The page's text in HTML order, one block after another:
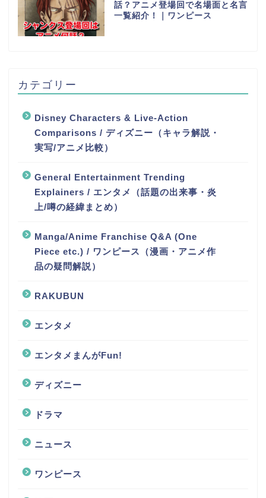
話？アニメ登場回で名場面と名言
一覧紹介！｜ワンピース
カテゴリー
Disney Characters & Live-Action
Comparisons / ディズニー（キャラ解説・
実写/アニメ比較）
General Entertainment Trending
Explainers / エンタメ（話題の出来事・炎
上/噂の経緯まとめ）
Manga/Anime Franchise Q&A (One
Piece etc.) / ワンピース（漫画・アニメ作
品の疑問解説）
RAKUBUN
エンタメ
エンタメまんがFun!
ディズニー
ドラマ
ニュース
ワンピース